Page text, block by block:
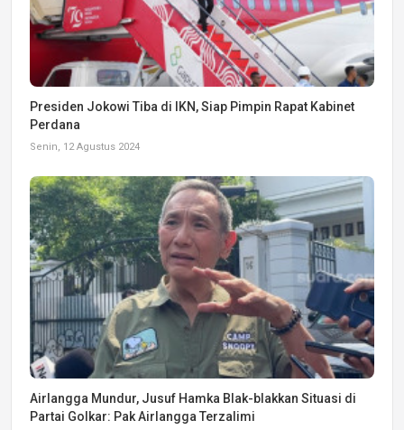
Presiden Jokowi Tiba di IKN, Siap Pimpin Rapat Kabinet
Perdana
Senin, 12 Agustus 2024
Airlangga Mundur, Jusuf Hamka Blak-blakkan Situasi di
Partai Golkar: Pak Airlangga Terzalimi